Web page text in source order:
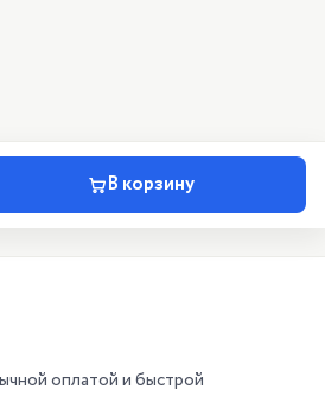
В корзину
оплатой и быстрой